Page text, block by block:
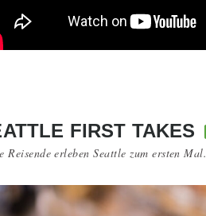
FIRST TAKES
Reisende erleben Seattle zum ersten Mal.